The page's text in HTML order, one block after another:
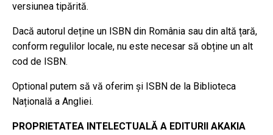
versiunea tipărită.
Dacă autorul deține un ISBN din România sau din altă țară,
conform regulilor locale, nu este necesar să obține un alt
cod de ISBN.
Optional putem să vă oferim și ISBN de la Biblioteca
Națională a Angliei.
PROPRIETATEA INTELECTUALĂ A EDITURII AKAKIA